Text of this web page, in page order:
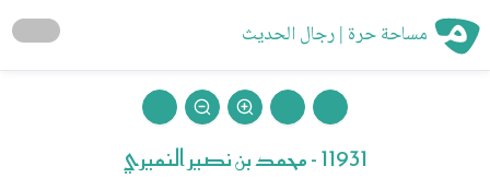
مساحة حرة | رجال الحديث
11931 - محمد بن نصير النميري